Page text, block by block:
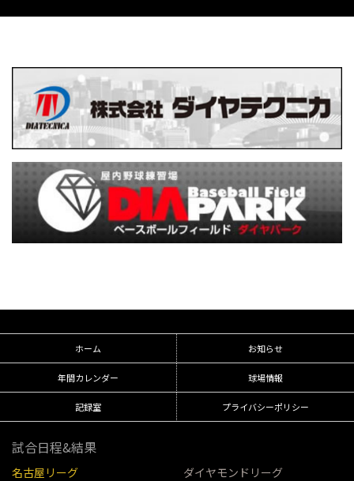
ホーム お知らせ
年間カレンダー 球場情報
記録室 プライバシーポリシー
試合日程&結果
名古屋リーグ
ダイヤモンドリーグ